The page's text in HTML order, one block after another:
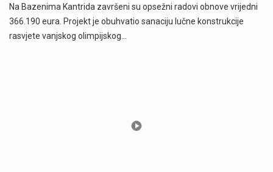
Na Bazenima Kantrida završeni su opsežni radovi obnove vrijedni
366.190 eura. Projekt je obuhvatio sanaciju lučne konstrukcije
rasvjete vanjskog olimpijskog…